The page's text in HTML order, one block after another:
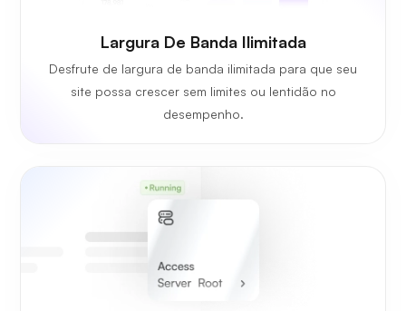
Largura De Banda Ilimitada
Desfrute de largura de banda ilimitada para que seu
site possa crescer sem limites ou lentidão no
desempenho.